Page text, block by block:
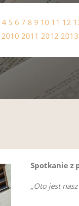
4 5 6 7 8 9 10 11 12
2010 2011 2012 2013
Spotkanie z
„Oto jest